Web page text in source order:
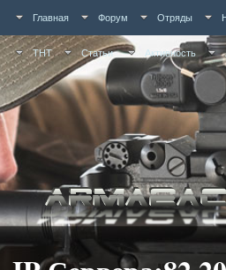
Главная Форум Отряды
ТНТ Статьи Активность